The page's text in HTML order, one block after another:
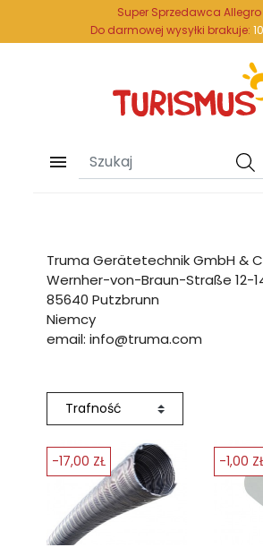
Do darmowej wysyłki brakuje:
Super Sprzedawca Allegro

Truma Gerätetechnik GmbH &
Wernher-von-Braun-Straße 12-
85640 Putzbrunn
Niemcy
email: info@truma.com
-17,00 ZŁ -1,00